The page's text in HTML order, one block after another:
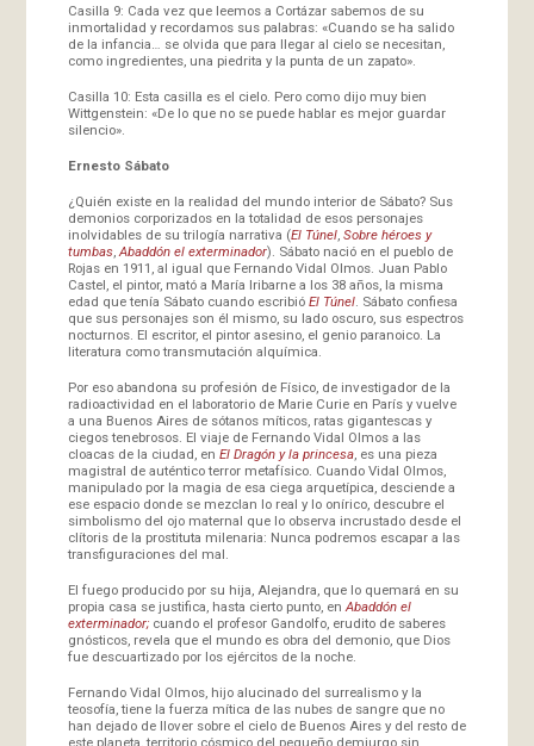
Casilla 9: Cada vez que leemos a Cortázar sabemos de su
inmortalidad y recordamos sus palabras: «Cuando se ha salido
de la infancia… se olvida que para llegar al cielo se necesitan,
como ingredientes, una piedrita y la punta de un zapato».
Casilla 10: Esta casilla es el cielo. Pero como dijo muy bien
Wittgenstein: «De lo que no se puede hablar es mejor guardar
silencio».
Ernesto Sábato
¿Quién existe en la realidad del mundo interior de Sábato? Sus
demonios corporizados en la totalidad de esos personajes
inolvidables de su trilogía narrativa (El Túnel, Sobre héroes y
tumbas, Abaddón el exterminador). Sábato nació en el pueblo de
Rojas en 1911, al igual que Fernando Vidal Olmos. Juan Pablo
Castel, el pintor, mató a María Iribarne a los 38 años, la misma
edad que tenía Sábato cuando escribió El Túnel. Sábato confiesa
que sus personajes son él mismo, su lado oscuro, sus espectros
nocturnos. El escritor, el pintor asesino, el genio paranoico. La
literatura como transmutación alquímica.
Por eso abandona su profesión de Físico, de investigador de la
radioactividad en el laboratorio de Marie Curie en París y vuelve
a una Buenos Aires de sótanos míticos, ratas gigantescas y
ciegos tenebrosos. El viaje de Fernando Vidal Olmos a las
cloacas de la ciudad, en El Dragón y la princesa, es una pieza
magistral de auténtico terror metafísico. Cuando Vidal Olmos,
manipulado por la magia de esa ciega arquetípica, desciende a
ese espacio donde se mezclan lo real y lo onírico, descubre el
simbolismo del ojo maternal que lo observa incrustado desde el
clítoris de la prostituta milenaria: Nunca podremos escapar a las
transfiguraciones del mal.
El fuego producido por su hija, Alejandra, que lo quemará en su
propia casa se justifica, hasta cierto punto, en Abaddón el
exterminador;cuando el profesor Gandolfo, erudito de saberes
gnósticos, revela que el mundo es obra del demonio, que Dios
fue descuartizado por los ejércitos de la noche.
Fernando Vidal Olmos, hijo alucinado del surrealismo y la
teosofía, tiene la fuerza mítica de las nubes de sangre que no
han dejado de llover sobre el cielo de Buenos Aires y del resto de
este planeta, territorio cósmico del pequeño demiurgo sin